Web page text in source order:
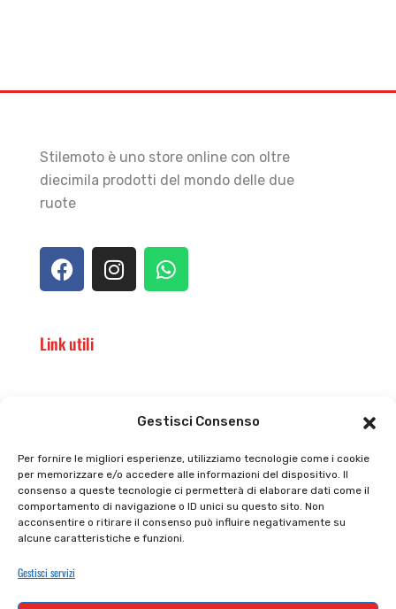
Gestisci Consenso
Per fornire le migliori esperienze, utilizziamo tecnologie come i cookie
per memorizzare e/o accedere alle informazioni del dispositivo. Il
consenso a queste tecnologie ci permetterà di elaborare dati come il
comportamento di navigazione o ID unici su questo sito. Non
acconsentire o ritirare il consenso può influire negativamente su
alcune caratteristiche e funzioni.
Gestisci servizi
Stilemoto è uno store online con oltre
diecimila prodotti del mondo delle due
ruote
Link utili
Privacy policy
Cookie policy
Tutti prodotti
Termini e condizioni